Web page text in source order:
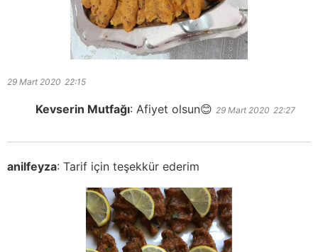
29 Mart 2020 22:15
Kevserin Mutfağı: Afiyet olsun😊 29 Mart 2020 22:27
anilfeyza: Tarif için teşekkür ederim